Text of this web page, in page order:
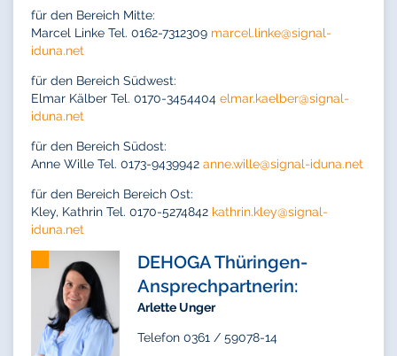
für den Bereich Mitte:
Marcel Linke Tel. 0162-7312309 marcel.linke@signal-
iduna.net
für den Bereich Südwest:
Elmar Kälber Tel. 0170-3454404 elmar.kaelber@signal-
iduna.net
für den Bereich Südost:
Anne Wille Tel. 0173-9439942 anne.wille@signal-iduna.net
für den Bereich Bereich Ost:
Kley, Kathrin Tel. 0170-5274842 kathrin.kley@signal-
iduna.net
DEHOGA Thüringen-
Ansprechpartnerin:
Arlette Unger
Telefon 0361 / 59078-14